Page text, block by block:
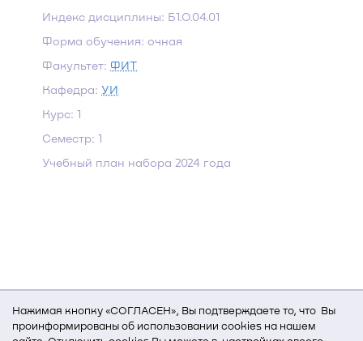
Нажимая кнопку «СОГЛАСЕН», Вы подтверждаете то, что Вы
проинформированы об использовании cookies на нашем
Индекс дисциплины: Б1.О.04.01
Форма обучения: очная
Факультет: ФИТ
Кафедра:УИ
Курс: 1
Семестр: 1
Учебный план набора 2024 года